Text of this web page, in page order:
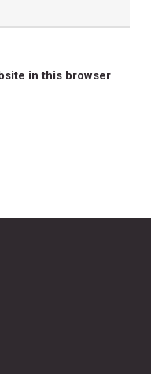
in this browser